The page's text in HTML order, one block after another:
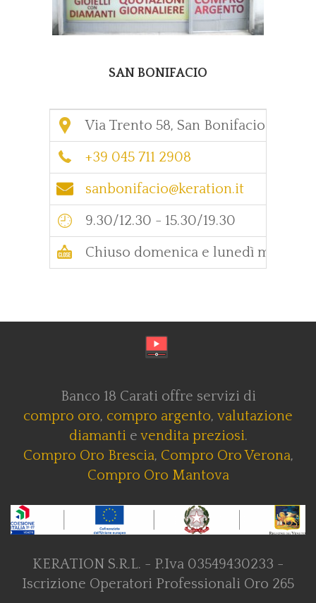
SAN BONIFACIO
Via Trento 58, San Bonifacio
+39 045 711 2908
sanbonifacio@keration.it
9.30/12.30 - 15.30/19.30
Chiuso domenica e lunedì mattina.
Banco 18 Carati offre servizi di
compro oro, compro argento, valutazione
diamantie vendita preziosi.
Compro Oro Brescia, Compro Oro Verona,
Compro Oro Mantova
KERATION S.R.L. - P.Iva 03549430233 -
Iscrizione Operatori Professionali Oro 265